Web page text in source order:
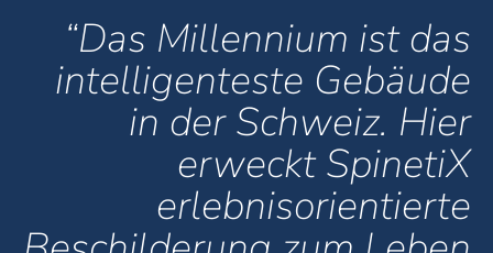
“Das Millennium ist das
intelligenteste Gebäude
in der Schweiz. Hier
erweckt SpinetiX
erlebnisorientierte